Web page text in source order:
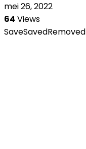
mei 26, 2022
64 Views
SaveSavedRemoved